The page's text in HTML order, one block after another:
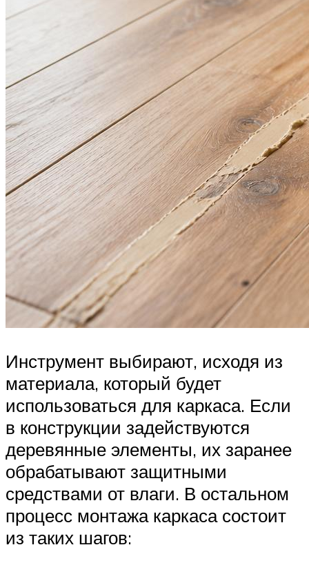
Инструмент выбирают, исходя из
материала, который будет
использоваться для каркаса. Если
в конструкции задействуются
деревянные элементы, их заранее
обрабатывают защитными
средствами от влаги. В остальном
процесс монтажа каркаса состоит
из таких шагов: